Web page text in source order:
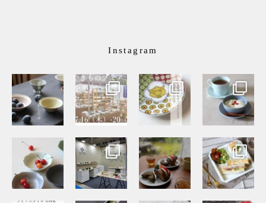
Instagram